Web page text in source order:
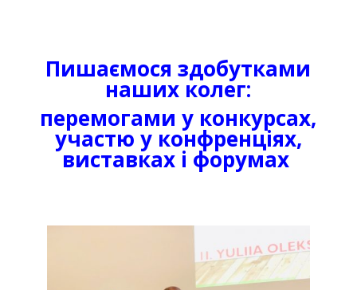
Пишаємося здобутками
наших колег:
перемогами у конкурсах,
участю у конфренціях,
виставках і форумах